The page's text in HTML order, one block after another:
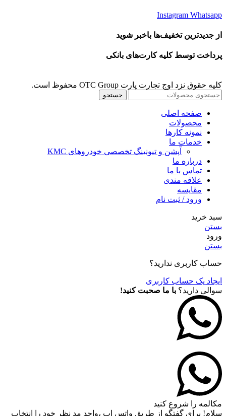
Instagram Whatsapp
از جدیدترین تخفیف‌ها باخبر شوید
پرداخت توسط کلیه کارت‌های بانکی
کلیه حقوق نزد اوج تجارت پارت OTC Group محفوظ است.
جستجو
صفحه اصلی
محصولات
نمونه کارها
خدمات ما
آپشن و تیونینگ تخصصی خودروهای KMC
درباره ما
تماس با ما
علاقه مندی
مقايسه
ورود / ثبت نام
سبد خرید
بستن
ورود
بستن
حساب کاربری ندارید؟
ایجاد یک حساب کاربری
سوالی دارید؟ با ما صحبت کنید!
مکالمه را شروع کنید
سلام! برای گفتگو از طریق واتس اپ ،واحد مد نظر خود را انتخاب